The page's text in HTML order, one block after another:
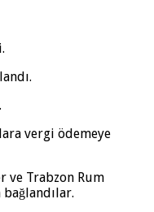
vergi ödemeye
ve Trabzon Rum